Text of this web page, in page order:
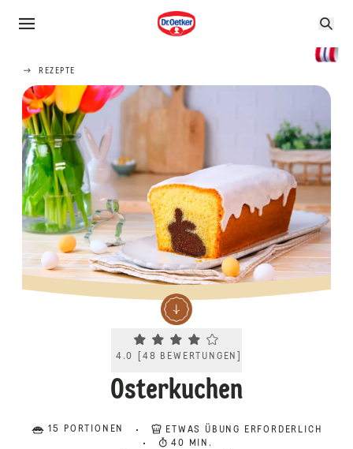
REZEPTE
Current rating 4.0. Click to rate.
4.0 [48 BEWERTUNGEN
Osterkuchen
15 PORTIONEN
ETWAS ÜBUNG ERFORDERLICH
40 MIN.